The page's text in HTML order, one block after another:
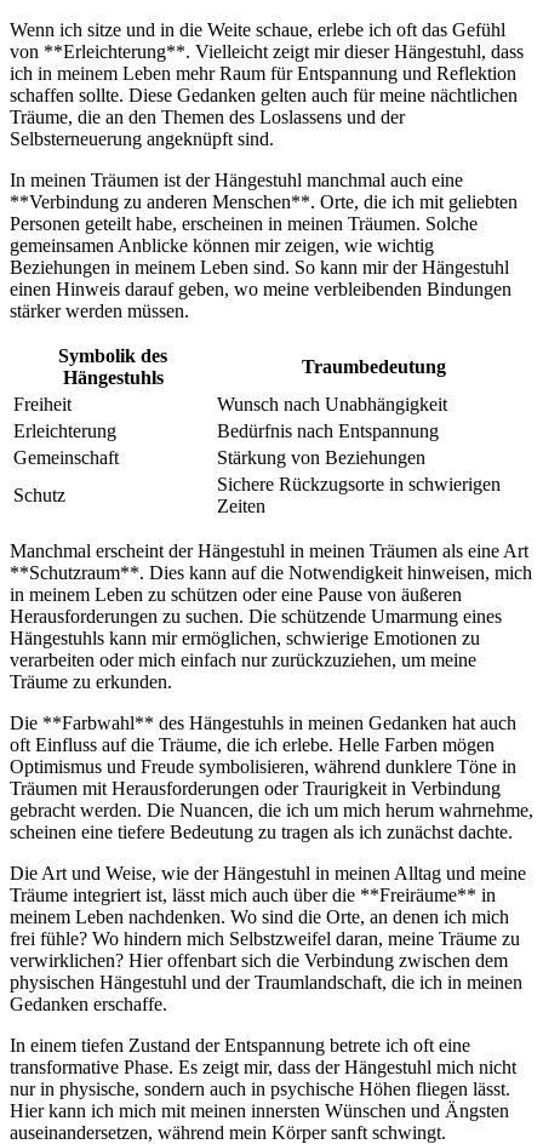
Wenn ich sitze und in die ⁣Weite schaue, erlebe ich oft das Gefühl
von **Erleichterung**. Vielleicht‍ zeigt mir dieser Hängestuhl, dass
ich in meinem Leben mehr Raum für Entspannung und Reflektion
schaffen sollte. Diese Gedanken gelten auch für meine nächtlichen
Träume, die⁣ an den Themen des Loslassens und der
Selbsterneuerung angeknüpft sind.
In meinen Träumen ist der Hängestuhl manchmal auch eine
**Verbindung zu ⁢anderen Menschen**. Orte, die ich mit geliebten
Personen geteilt ‌habe, erscheinen in meinen Träumen. Solche
gemeinsamen Anblicke können mir zeigen, wie wichtig
Beziehungen in meinem‍ Leben sind. So kann mir der Hängestuhl
einen Hinweis darauf geben, wo meine verbleibenden Bindungen
stärker werden müssen.
Symbolik des
Hängestuhls
Traumbedeutung
Freiheit
Wunsch nach Unabhängigkeit
Erleichterung
Bedürfnis nach Entspannung
Gemeinschaft
Stärkung von Beziehungen
Schutz
Sichere Rückzugsorte in schwierigen
Zeiten
Manchmal erscheint der Hängestuhl in meinen Träumen als eine Art
**Schutzraum**. Dies kann auf die Notwendigkeit‍ hinweisen, mich
in meinem ‌Leben zu schützen oder eine Pause ‍von äußeren
Herausforderungen zu suchen. ‍Die schützende Umarmung eines
Hängestuhls kann mir ermöglichen, schwierige Emotionen zu
verarbeiten oder mich einfach nur zurückzuziehen, um meine
‌Träume zu‍ erkunden.
Die **Farbwahl** des Hängestuhls ⁤in meinen Gedanken hat auch
oft Einfluss auf die ​Träume, die ich erlebe. Helle Farben mögen
Optimismus und Freude symbolisieren, während​ dunklere Töne in
Träumen mit ⁤Herausforderungen oder ​Traurigkeit in Verbindung
gebracht​ werden. Die ‌Nuancen, die ‌ich um mich herum wahrnehme,
scheinen⁢ eine ‌tiefere Bedeutung zu ‌tragen als ich zunächst dachte.
Die Art und Weise, wie der Hängestuhl in‌ meinen Alltag und meine
Träume integriert ist, lässt mich auch über die **Freiräume** in
meinem Leben nachdenken. ⁣Wo sind ⁢die Orte, an denen ​ich⁣ mich
frei fühle? Wo hindern mich Selbstzweifel daran, meine Träume zu⁢
verwirklichen? Hier offenbart sich die Verbindung zwischen dem⁤
physischen Hängestuhl und der Traumlandschaft, die ⁢ich in meinen
Gedanken erschaffe.
In einem tiefen Zustand der Entspannung betrete ich oft eine
transformative Phase. Es zeigt mir, dass der Hängestuhl mich nicht
nur in physische, sondern auch in psychische Höhen fliegen lässt.
Hier kann ich mich mit meinen innersten Wünschen und Ängsten ​
auseinandersetzen, während mein Körper sanft schwingt.